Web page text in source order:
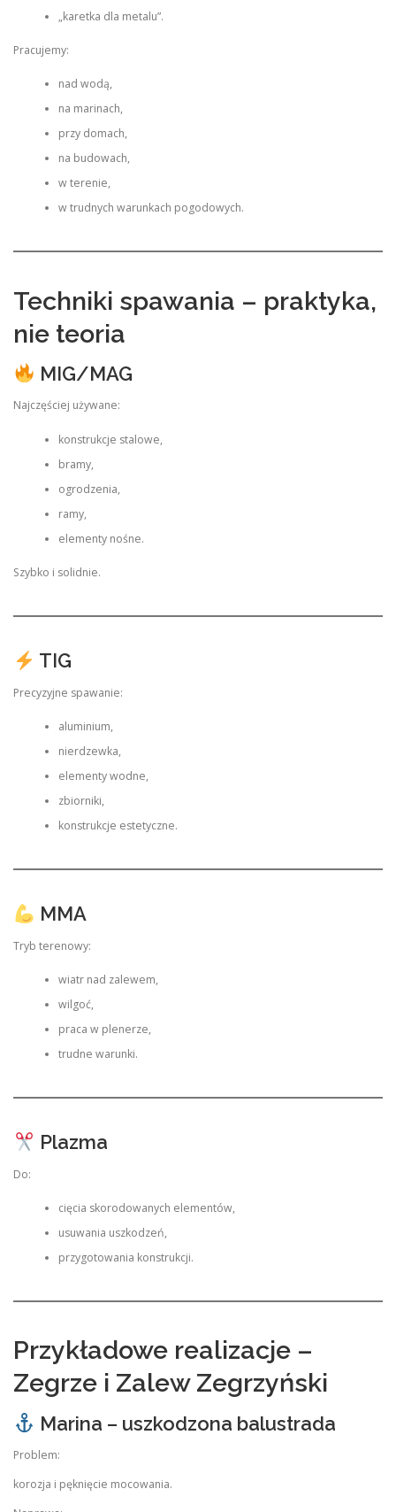
„karetka dla metalu”.
Pracujemy:
nad wodą,
na marinach,
przy domach,
na budowach,
w terenie,
w trudnych warunkach pogodowych.
Techniki spawania – praktyka,
nie teoria
MIG/MAG
Najczęściej używane:
konstrukcje stalowe,
bramy,
ogrodzenia,
ramy,
elementy nośne.
Szybko i solidnie.
TIG
Precyzyjne spawanie:
aluminium,
nierdzewka,
elementy wodne,
zbiorniki,
konstrukcje estetyczne.
MMA
Tryb terenowy:
wiatr nad zalewem,
wilgoć,
praca w plenerze,
trudne warunki.
Plazma
Do:
cięcia skorodowanych elementów,
usuwania uszkodzeń,
przygotowania konstrukcji.
Przykładowe realizacje –
Zegrze i Zalew Zegrzyński
Marina – uszkodzona balustrada
Problem:
korozja i pęknięcie mocowania.